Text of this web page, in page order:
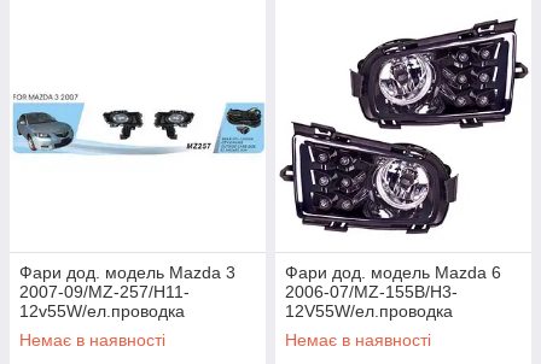
Фари дод. модель Mazda 3
2007-09/MZ-257/H11-
12v55W/ел.проводка
Немає в наявності
Фари дод. модель Mazda 6
2006-07/MZ-155B/H3-
12V55W/ел.проводка
Немає в наявності